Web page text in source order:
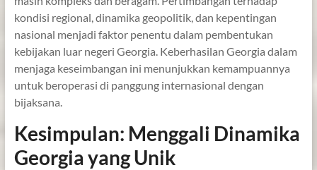
kondisi regional, dinamika geopolitik, dan kepentingan
nasional menjadi faktor penentu dalam pembentukan
kebijakan luar negeri Georgia. Keberhasilan Georgia dalam
menjaga keseimbangan ini menunjukkan kemampuannya
untuk beroperasi di panggung internasional dengan
bijaksana.
Kesimpulan: Menggali Dinamika
Georgia yang Unik